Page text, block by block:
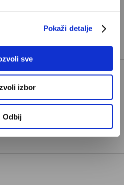
Pokaži detalje
sve
izbor
Odbij
STRANKA
JUGOSLAVIJA